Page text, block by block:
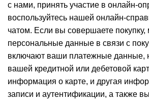
с нами, принять участие в онлайн-
воспользуйтесь нашей онлайн-
чатом. Если вы совершаете
персональные данные в связи с
включают ваши платежные данные,
вашей кредитной или дебетовой
информация о карте, и другая
записи и аутентификации, а также